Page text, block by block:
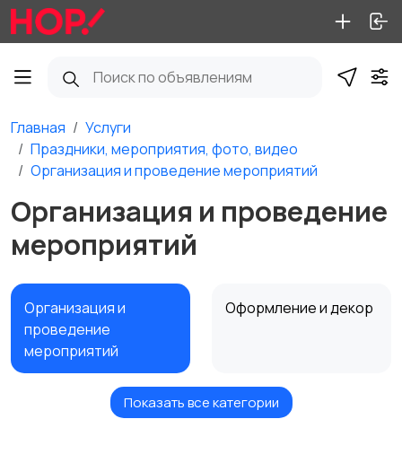
Главная
Услуги
Праздники, мероприятия, фото, видео
Организация и проведение мероприятий
Организация и проведение
мероприятий
Организация и
проведение
мероприятий
Оформление и декор
Ведущий, тамада Аниматоры
Показать все категории